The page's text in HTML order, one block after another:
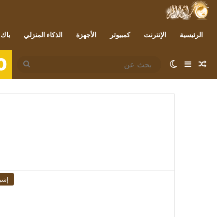
الرئيسية الإنترنت كمبيوتر الأجهزة الذكاء المنزلي
مقال عشوائي
إضافة عمود جانبي
الوضع المظلم
بحث
عن